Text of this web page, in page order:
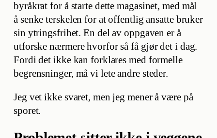
byråkrat for å starte dette magasinet, med mål
å senke terskelen for at offentlig ansatte bruker
sin ytringsfrihet. En del av oppgaven er å
utforske nærmere hvorfor så få gjør det i dag.
Fordi det ikke kan forklares med formelle
begrensninger, må vi lete andre steder.
Jeg vet ikke svaret, men jeg mener å være på
sporet.